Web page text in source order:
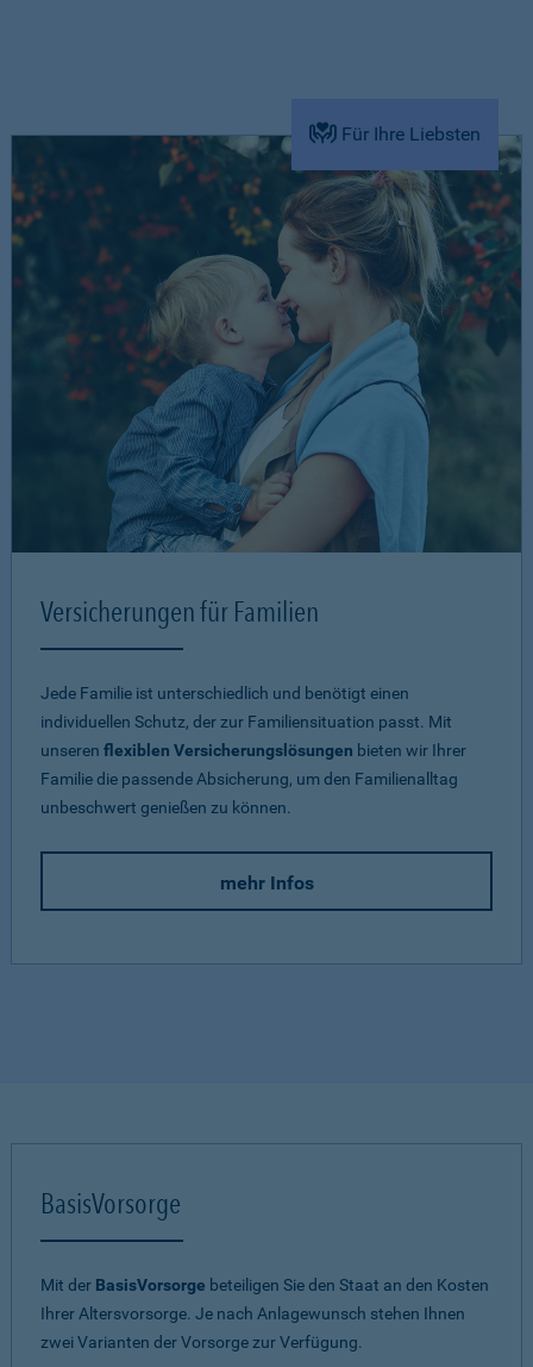
Für Ihre Liebsten
Versicherungen für Familien
Jede Familie ist unterschiedlich und benötigt einen
individuellen Schutz, der zur Familiensituation passt. Mit
unseren flexiblen Versicherungslösungen bieten wir Ihrer
Familie die passende Absicherung, um den Familienalltag
unbeschwert genießen zu können.
mehr Infos
BasisVorsorge
Mit der BasisVorsorge beteiligen Sie den Staat an den Kosten
Ihrer Altersvorsorge. Je nach Anlagewunsch stehen Ihnen
zwei Varianten der Vorsorge zur Verfügung.